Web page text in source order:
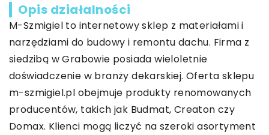
Opis działalności
M-Szmigiel to internetowy sklep z materiałami i
narzędziami do budowy i remontu dachu. Firma z
siedzibą w Grabowie posiada wieloletnie
doświadczenie w branży dekarskiej. Oferta sklepu
m-szmigiel.pl obejmuje produkty renomowanych
producentów, takich jak Budmat, Creaton czy
Domax. Klienci mogą liczyć na szeroki asortyment